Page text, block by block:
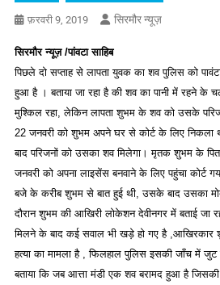
फ़रवरी 9, 2019 सिरमौर न्यूज़
सिरमौर न्यूज़ /पांवटा साहिब
पिछले दो सप्ताह से लापता युवक का शव पुलिस को
हुआ है । बताया जा रहा है की शव का पानी में रहने के
मुश्किल रहा, लेकिन लापता शुभम के शव को उसके
22 जनवरी को शुभम अपने घर से कोर्ट के लिए
बाद परिजनों को उसका शव मिलेगा। मृतक शुभम के पिता
जनवरी को अपना लाइसेंस बनवाने के लिए पहुंचा कोर्ट
बजे के करीब शुभम से बात हुई थी, उसके बाद उसका
दौरान शुभम की आखिरी लोकेशन देवीनगर में बताई
मिलने के बाद कई सवाल भी खड़े हो गए है ,आखिरकार
हत्या का मामला है , फिलहाल पुलिस इसकी जाँच में
बताया कि जब आत्ता मंडी एक शव बरामद हुआ है